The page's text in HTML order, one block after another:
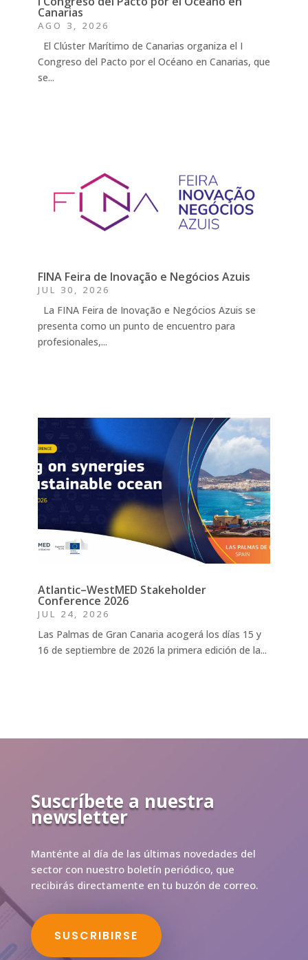
Canarias
AGO 3, 2026
El Clúster Marítimo de Canarias organiza el I
Congreso del Pacto por el Océano en Canarias, que
se...
FINA Feira de Inovação e Negócios Azuis
JUL 30, 2026
La FINA Feira de Inovação e Negócios Azuis se
presenta como un punto de encuentro para
profesionales,...
Atlantic–WestMED Stakeholder
Conference 2026
JUL 24, 2026
Las Palmas de Gran Canaria acogerá los días 15 y
16 de septiembre de 2026 la primera edición de la...
Suscríbete a nuestra
newsletter
Manténte al día de las últimas novedades del
sector con nuestro boletín periódico, que
recibirás directamente en tu buzón de correo.
SUSCRIBIRSE